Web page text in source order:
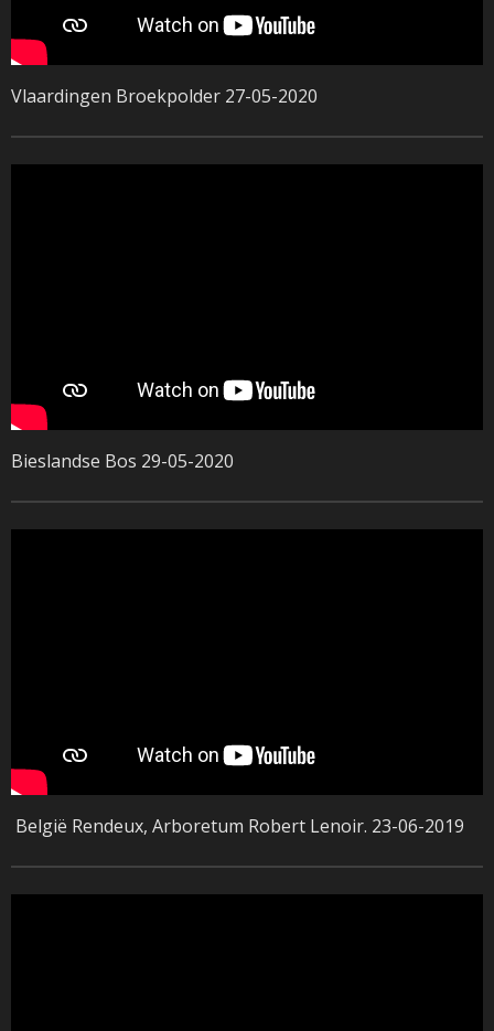
Vlaardingen Broekpolder 27-05-2020
Bieslandse Bos 29-05-2020
België Rendeux, Arboretum Robert Lenoir. 23-06-2019